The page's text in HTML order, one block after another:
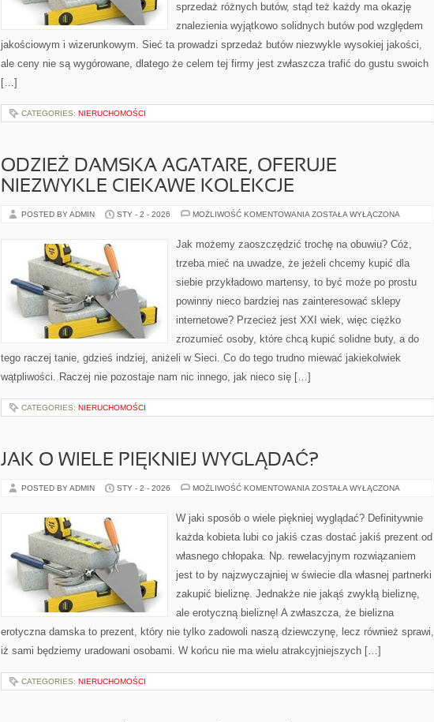
sprzedaż różnych butów, stąd też każdy ma okazję
znalezienia wyjątkowo solidnych butów pod względem
jakościowym i wizerunkowym. Sieć ta prowadzi sprzedaż butów niezwykle wysokiej jakości,
ale ceny nie są wygórowane, dlatego że celem tej firmy jest zwłaszcza trafić do gustu swoich
[…]
CATEGORIES: NIERUCHOMOŚCI
ODZIEŻ DAMSKA AGATARE, OFERUJE
NIEZWYKLE CIEKAWE KOLEKCJE
POSTED BY ADMIN STY - 2 - 2026 MOŻLIWOŚĆ KOMENTOWANIA ODZIEŻ
OFERUJE
NIEZWYKLE
KOLEKCJE
ZOSTAŁA WYŁĄCZONA
Jak możemy zaoszczędzić trochę na obuwiu? Cóż,
trzeba mieć na uwadze, że jeżeli chcemy kupić dla
siebie przykładowo martensy, to być może po prostu
powinny nieco bardziej nas zainteresować sklepy
internetowe? Przecież jest XXI wiek, więc ciężko
zrozumieć osoby, które chcą kupić solidne buty, a do
tego raczej tanie, gdzieś indziej, aniżeli w Sieci. Co do tego trudno miewać jakiekolwiek
wątpliwości. Raczej nie pozostaje nam nic innego, jak nieco się […]
CATEGORIES: NIERUCHOMOŚCI
JAK O WIELE PIĘKNIEJ WYGLĄDAĆ?
POSTED BY ADMIN STY - 2 - 2026 MOŻLIWOŚĆ KOMENTOWANIA JAK
PIĘKNIEJ
WYGLĄDAĆ?
ZOSTAŁA WYŁĄCZONA
W jaki sposób o wiele piękniej wyglądać? Definitywnie
każda kobieta lubi co jakiś czas dostać jakiś prezent od
własnego chłopaka. Np. rewelacyjnym rozwiązaniem
jest to by najzwyczajniej w świecie dla własnej partnerki
zakupić bieliznę. Jednakże nie jakąś zwykłą bieliznę,
ale erotyczną bieliznę! A zwłaszcza, że bielizna
erotyczna damska to prezent, który nie tylko zadowoli naszą dziewczynę, lecz również sprawi,
iż sami będziemy uradowani osobami. W końcu nie ma wielu atrakcyjniejszych […]
CATEGORIES: NIERUCHOMOŚCI